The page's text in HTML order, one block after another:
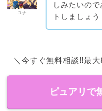
ユナ
しみたいの
トしましょう
＼今すぐ無料相談!!最
ピュアリで